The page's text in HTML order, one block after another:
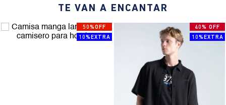
TE VAN A ENCANTAR
50%OFF
10%EXTRA
40% OFF
10%EXTRA